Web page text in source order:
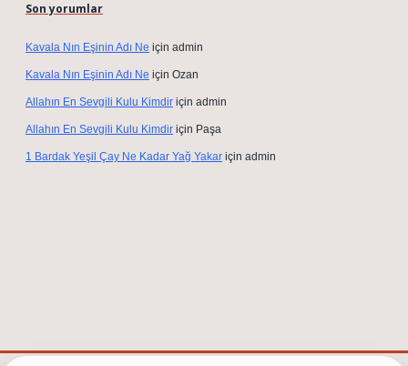
Son yorumlar
Kavala Nın Eşinin Adı Ne için admin
Kavala Nın Eşinin Adı Ne için Ozan
Allahın En Sevgili Kulu Kimdir için admin
Allahın En Sevgili Kulu Kimdir için Paşa
1 Bardak Yeşil Çay Ne Kadar Yağ Yakar için admin